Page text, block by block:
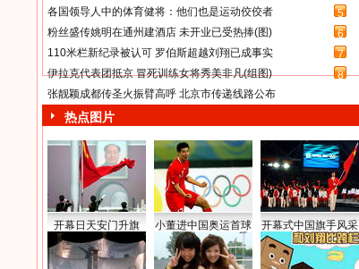
各国领导人中的体育健将：他们也是运动佼佼者
5
粉丝盛传姚明在通州建酒店 未开业已受热捧(图)
6
110米栏新纪录被认可 罗伯斯超越刘翔已成事实
7
伊拉克代表团抵京 冒死训练女将秀美非凡(组图)
8
张靓颖成都传圣火振臂高呼 北京市传递线路公布
热点图片
开幕日天安门升旗 小董进中国奥运首球 开幕式中国旗手风采